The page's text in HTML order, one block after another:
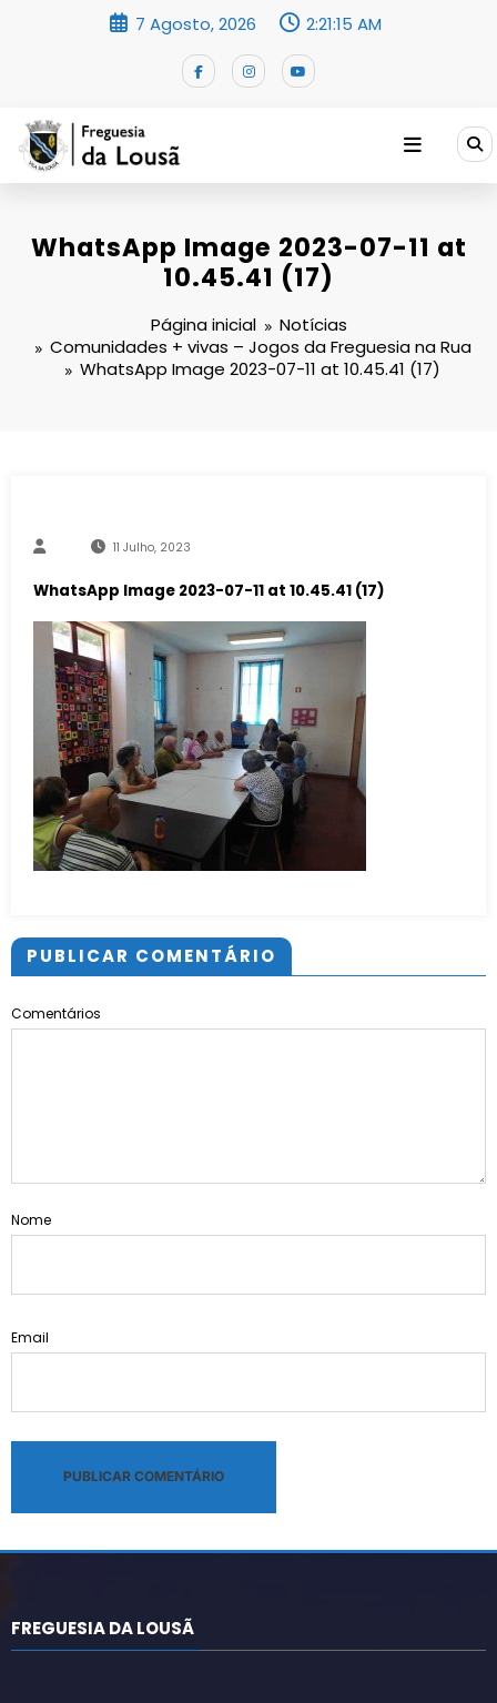
7 Agosto, 2026 2:21:15 AM
WhatsApp Image 2023-07-11 at
10.45.41 (17)
Página inicial
Notícias
Comunidades + vivas – Jogos da Freguesia na Rua
WhatsApp Image 2023-07-11 at 10.45.41 (17)
11 Julho, 2023
WhatsApp Image 2023-07-11 at 10.45.41 (17)
PUBLICAR COMENTÁRIO
Comentários
Nome
Email
FREGUESIA DA LOUSÃ